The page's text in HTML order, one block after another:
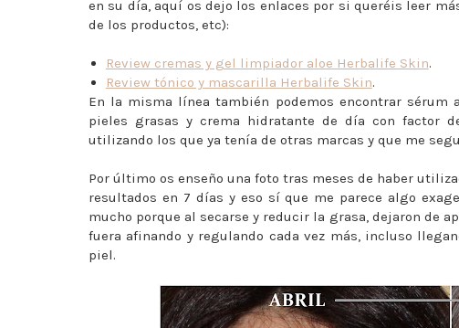
en su día, aquí os dejo los enlaces por si queréis leer
de los productos, etc):
Review cremas y gel limpiador aloe Herbalife Skin.
Review tónico y mascarilla Herbalife Skin.
En la misma línea también podemos encontrar sérum
pieles grasas y crema hidratante de día con factor
utilizando los que ya tenía de otras marcas y que me
Por último os enseño una foto tras meses de haber
resultados en 7 días y eso sí que me parece algo
mucho porque al secarse y reducir la grasa, dejaron de
fuera afinando y regulando cada vez más, incluso
piel.